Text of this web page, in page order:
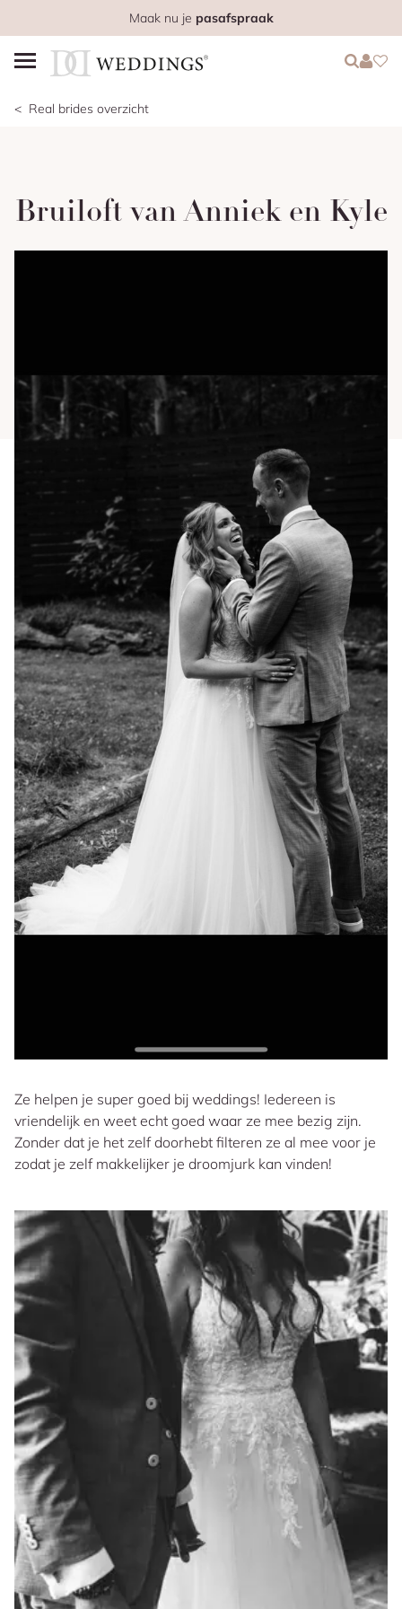
Maak nu je pasafspraak
Login
Login
Real brides overzicht
Bruiloft van Anniek en Kyle
Ze helpen je super goed bij weddings! Iedereen is
vriendelijk en weet echt goed waar ze mee bezig zijn.
Zonder dat je het zelf doorhebt filteren ze al mee voor je
zodat je zelf makkelijker je droomjurk kan vinden!